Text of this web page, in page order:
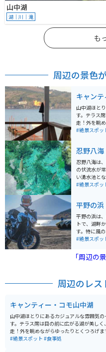
山中湖
湖｜川｜滝
も
周辺の景色
キャン
山中湖ほと
す。テラス
走！外を眺
ピザと言っ
#絶景スポッ
忍野八海
忍野八海は
の伏流水が
い湧水池と
ゴなどの冷
た、忍野八
ため、トレ
光を楽しむこともでき
自然を満喫
一度、訪れ
#絶景スポッ
平野の浜
平野の浜は
トで、湖畔
す。特に風
ることで知
乗り入れることができま
愛車の写真
要です。ス
を楽しむこ
できる遊歩
むことができ
#絶景スポッ
「周辺の
周辺のレス
キャンティー・コモ山中湖
山中湖ほとりにあるカジュアルな雰囲気
す。テラス席は目の前に広がる湖が美しく
走！外を眺めながらゆったりとくつろげま
ピザと言った定番メニューはもちろん、地
#絶景スポット #食事処